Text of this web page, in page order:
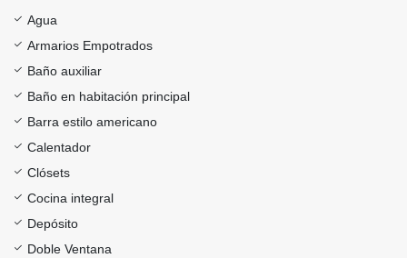
Agua
Armarios Empotrados
Baño auxiliar
Baño en habitación principal
Barra estilo americano
Calentador
Clósets
Cocina integral
Depósito
Doble Ventana